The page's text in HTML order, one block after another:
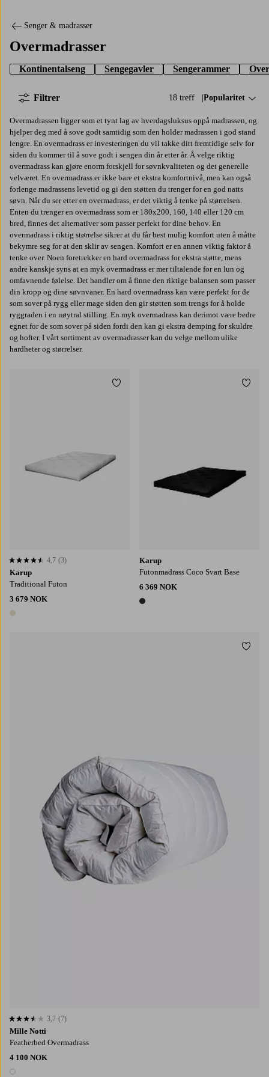
Senger & madrasser
Overmadrasser
Kontinentalseng Sengegavler Sengerammer
18 treff Sorter på:
Popularitet
Filtrer
Overmadrassen ligger som et tynt lag av hverdagsluksus oppå madrassen, og
hjelper deg med å sove godt samtidig som den holder madrassen i god stand
lengre. En overmadrass er investeringen du vil takke ditt fremtidige selv for
siden du kommer til å sove godt i sengen din år etter år. Å velge riktig
overmadrass kan gjøre enorm forskjell for søvnkvaliteten og det generelle
velværet. En overmadrass er ikke bare et ekstra komfortnivå, men kan også
forlenge madrassens levetid og gi den støtten du trenger for en god natts
søvn. Når du ser etter en overmadrass, er det viktig å tenke på størrelsen.
Enten du trenger en overmadrass som er 180x200, 160, 140 eller 120 cm
bred, finnes det alternativer som passer perfekt for dine behov. En
overmadrass i riktig størrelse sikrer at du får best mulig komfort uten å måtte
bekymre seg for at den sklir av sengen. Komfort er en annen viktig faktor å
tenke over. Noen foretrekker en hard overmadrass for ekstra støtte, mens
andre kanskje syns at en myk overmadrass er mer tiltalende for en lun og
omfavnende følelse. Det handler om å finne den riktige balansen som passer
din kropp og dine søvnvaner. En hard overmadrass kan være perfekt for de
som sover på rygg eller mage siden den gir støtten som trengs for å holde
ryggraden i en nøytral stilling. En myk overmadrass kan derimot være bedre
egnet for de som sover på siden fordi den kan gi ekstra demping for skuldre
og hofter. I vårt sortiment av overmadrasser kan du velge mellom ulike
hardheter og størrelser.
Mille Notti
Featherbed Overmadrass
4 100 NOK
3,7 basert på 7 karaktergivninger
3,7 (7)
Karup
Traditional Futon
3 679 NOK
1 farge
4,7 basert på 3 karaktergivninger
4,7 (3)
Legg til favoritter
Karup
Futonmadrass Coco Svart Base
6 369 NOK
1 farge